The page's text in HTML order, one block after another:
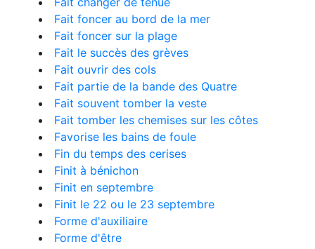
Fait foncer au bord de la mer
Fait foncer sur la plage
Fait le succès des grèves
Fait ouvrir des cols
Fait partie de la bande des Quatre
Fait souvent tomber la veste
Fait tomber les chemises sur les côtes
Favorise les bains de foule
Fin du temps des cerises
Finit à bénichon
Finit en septembre
Finit le 22 ou le 23 septembre
Forme d'auxiliaire
Forme d'être